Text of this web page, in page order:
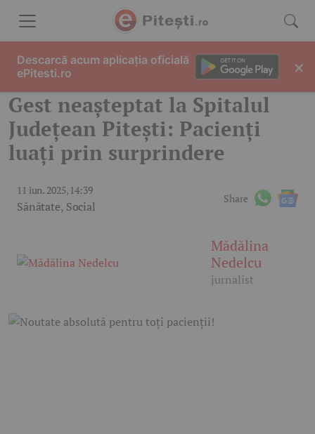
Gest neașteptat la Spitalul
Județean Pitești: Pacienți
luați prin surprindere
11 iun. 2025, 14:39
Sănătate, Social
Share
Mădălina
Nedelcu
jurnalist
Descarcă acum aplicația oficială
ePitesti.ro
×